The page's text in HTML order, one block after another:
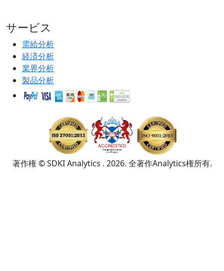
サービス
需給分析
経済分析
業界分析
製品分析
著作権 © SDKI Analytics . 2026. 全著作Analytics権所有.